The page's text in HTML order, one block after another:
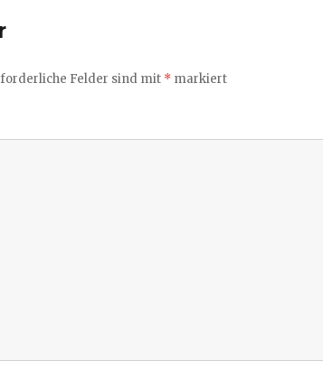
Felder sind mit * markiert